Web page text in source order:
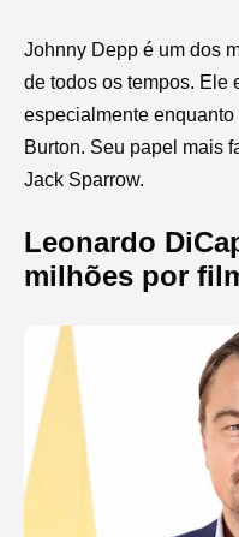
Johnny Depp é um dos
de todos os tempos. Ele
especialmente
Burton. Seu papel mais
Jack Sparrow.
Leonardo
milhões por